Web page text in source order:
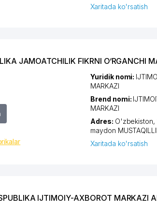
Xaritada ko'rsatish
JAMOATCHILIK FIKRNI O‘RGANCHI
Yuridik nomi:
MARKAZI
Brend nomi:
MARKAZI
Adres: O'zbekiston,
maydon
Xaritada ko'rsatish
IJTIMOIY-AXBOROT MARKAZI